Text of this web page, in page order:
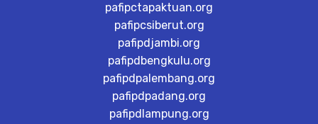
pafipctapaktuan.org
pafipcsiberut.org
pafipdjambi.org
pafipdbengkulu.org
pafipdpalembang.org
pafipdpadang.org
pafipdlampung.org